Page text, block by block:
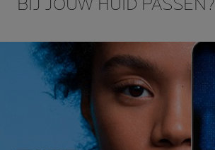
BIJ JOUW HUID PASSEN?